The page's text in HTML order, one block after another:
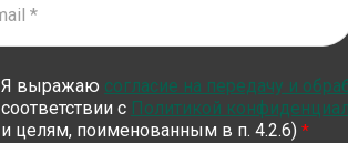
Я выражаю согласие на передачу и
соответствии с Политикой
и целям, поименованным в п. 4.2.6) *